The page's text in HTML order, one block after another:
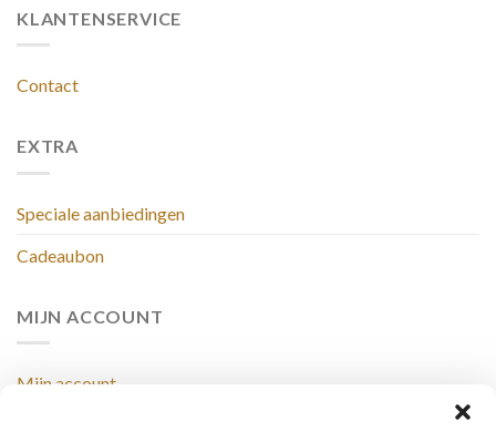
KLANTENSERVICE
Contact
EXTRA
Speciale aanbiedingen
Cadeaubon
MIJN ACCOUNT
Mijn account